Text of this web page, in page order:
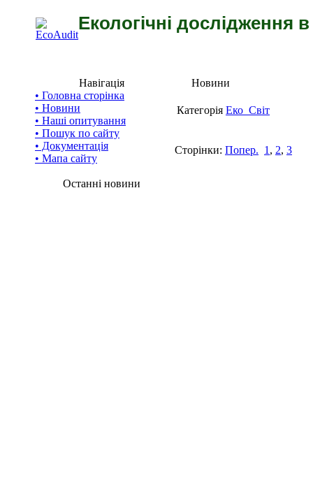
Екологічні дослідження в
Навігація
• Головна сторінка
• Новини
• Наші опитування
• Пошук по сайту
• Документація
• Мапа сайту
Останні новини
Новини
Категорія Еко_Світ
Сторінки: Попер. 1 , 2, 3